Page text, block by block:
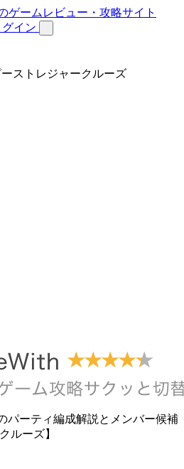
グイン
ストレジャークルーズ
パーティ編成解説とメンバー候補
ルーズ】